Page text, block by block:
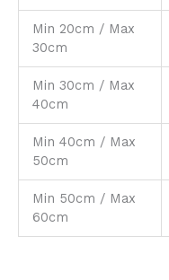
Min 20cm / Max
30cm
Min 30cm / Max
40cm
Min 40cm / Max
50cm
Min 50cm / Max
60cm